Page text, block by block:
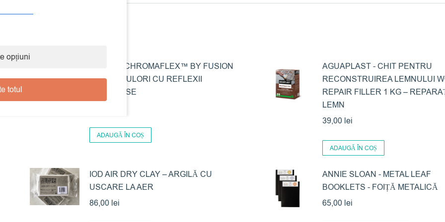
VOPSEA CHROMAFLEX™ BY FUSION
– SET 4 CULORI CU REFLEXII
LUMINOASE
ADAUGĂ ÎN COȘ
AGUAPLAST - CHIT PENTRU
RECONSTRUIREA LEMNULUI
REPAIR FILLER 1 KG –
LEMN
39,00 lei
ADAUGĂ ÎN COȘ
IOD AIR DRY CLAY – ARGILĂ CU
USCARE LA AER
86,00 lei
ANNIE SLOAN - METAL LEAF
BOOKLETS - FOIȚĂ METALICĂ
65,00 lei
opțiuni
totul